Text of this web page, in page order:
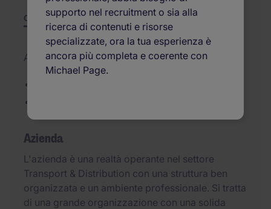
Offerta Riepilogo Opportunità di carriera
Aggiornato il 30/07/2026
Azienda
L'azienda è una realtà operante nel settore
Transport & Distribution con una struttura ben
organizzata e un ambiente professionale. Si tratta
di una grande organizzazione con una solida
supporto nel recruitment o sia alla
ricerca di contenuti e risorse
specializzate, ora la tua esperienza è
ancora più completa e coerente con
Michael Page.